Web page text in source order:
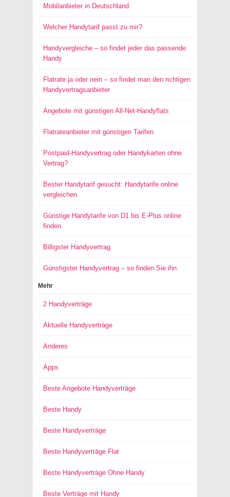
Mobilanbieter in Deutschland
Welcher Handytarif passt zu mir?
Handyvergleiche – so findet jeder das passende
Handy
Flatrate ja oder nein – so findet man den richtigen
Handyvertragsanbieter
Angebote mit günstigen All-Net-Handyflats
Flatrateanbieter mit günstigen Tarifen
Postpaid-Handyvertrag oder Handykarten ohne
Vertrag?
Bester Handytarif gesucht: Handytarife online
vergleichen
Günstige Handytarife von D1 bis E-Plus online
finden
Billigster Handyvertrag
Günstigster Handyvertrag – so finden Sie ihn
Mehr
2 Handyverträge
Aktuelle Handyverträge
Anderes
Apps
Beste Angebote Handyverträge
Beste Handy
Beste Handyverträge
Beste Handyverträge Flat
Beste Handyverträge Ohne Handy
Beste Verträge mit Handy